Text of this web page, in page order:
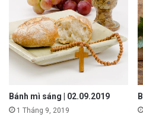
Bánh mì sáng | 02.09.2019
1 Tháng 9, 2019